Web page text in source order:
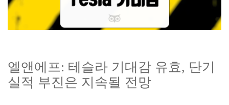
엘앤에프: 테슬라 기대감 유효, 단기
실적 부진은 지속될 전망